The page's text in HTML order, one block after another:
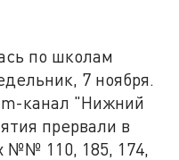
по школам
7 ноября.
канал "Нижний
прервали в
№№ 110, 185, 174,